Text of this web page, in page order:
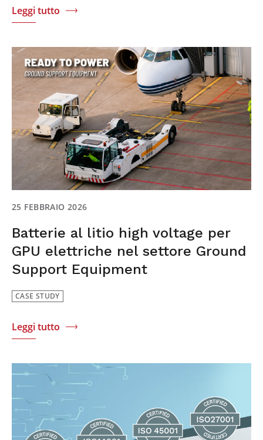
Leggi tutto
25 FEBBRAIO 2026
Batterie al litio high voltage per
GPU elettriche nel settore Ground
Support Equipment
CASE STUDY
Leggi tutto